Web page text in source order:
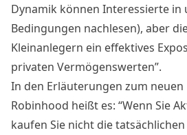
Dynamik können Interessierte in
Bedingungen nachlesen), aber
Kleinanlegern ein effektives
privaten Vermögenswerten”.
In den Erläuterungen zum neuen
Robinhood heißt es: “Wenn Sie
kaufen Sie nicht die